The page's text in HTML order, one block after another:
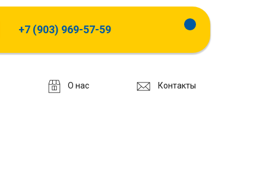
+7 (903) 969-57-59
Контакты
О нас